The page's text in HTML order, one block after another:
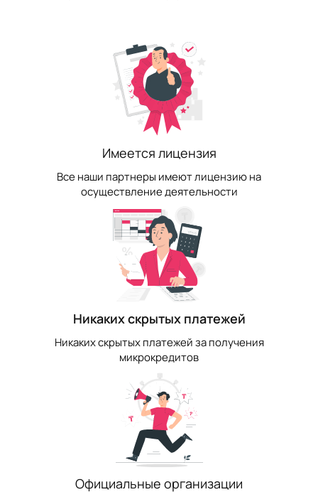
Имеется лицензия
Все наши партнеры имеют лицензию на
осуществление деятельности
Никаких скрытых платежей
Никаких скрытых платежей за получения
микрокредитов
Официальные организации